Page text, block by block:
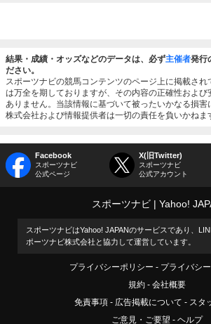
結果・成績・オッズなどのデータは、必ず主催者発行
ださい。
スポーツナビの競馬コンテンツのページ上に掲載さ
は万全を期しておりますが、その内容の正確性および
ありません。当該情報に基づいて被ったいかなる損害
株式会社および情報提供者は一切の責任を負いかねま
Facebook
スポーツナビ
公式ページ
X(旧Twitter)
スポーツナビ
公式アカウント
スポーツナビ Yahoo!
スポーツナビはYahoo! JAPANのサービスであり、
ポーツナビ株式会社と協力して運営しています。
プライバシーポリシー
プライバシ
規約
会社概要
免責事項
広告掲載について
スタ
ご意見・ご要望
ヘルプ